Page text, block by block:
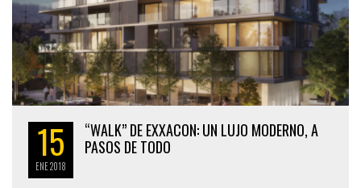
15
ENE2018
“WALK” DE EXXACON: UN LUJO MODERNO, A
PASOS DE TODO